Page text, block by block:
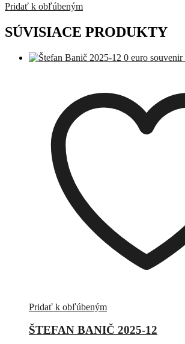
Pridať k obľúbeným
SÚVISIACE PRODUKTY
Pridať k obľúbeným
ŠTEFAN BANIČ 2025-12